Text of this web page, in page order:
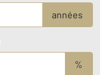
années
%